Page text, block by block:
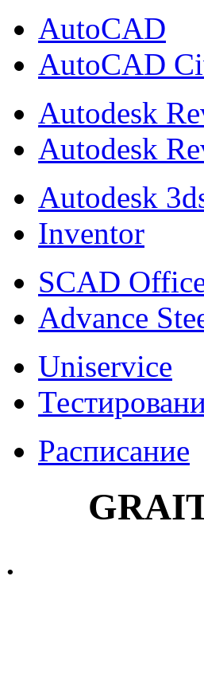
AutoCAD
AutoCAD
Autodesk
Autodesk
Autodesk
Inventor
SCAD
Advance
Uniservice
Расписание
.